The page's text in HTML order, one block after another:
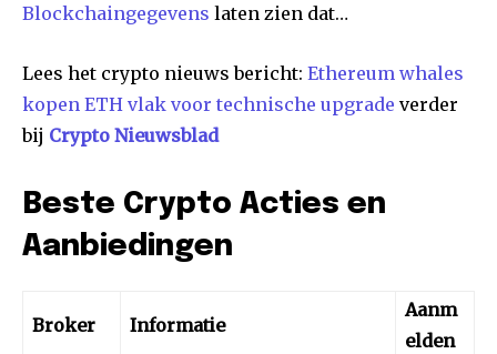
Blockchaingegevens laten zien dat…
Lees het crypto nieuws bericht: Ethereum whales
kopen ETH vlak voor technische upgrade verder
bij Crypto Nieuwsblad
Beste Crypto Acties en
Aanbiedingen
Broker Informatie
Aanm
elden